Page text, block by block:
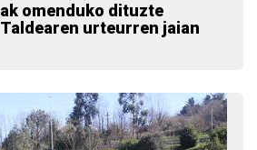
omenduko dituzte
urteurren jaian